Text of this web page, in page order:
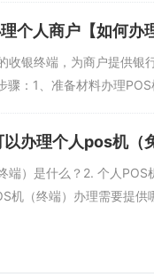
个人商户【如何办
收银终端，为商户提供银
骤：1、准备材料办理
办理个人pos机（
端）是什么？2. 个人
机（终端）办理需要提